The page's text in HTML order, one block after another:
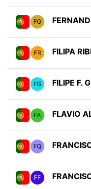
FG
FR FILIPA
FG FILIPE F.
FA FLAVIO
FQ
FF